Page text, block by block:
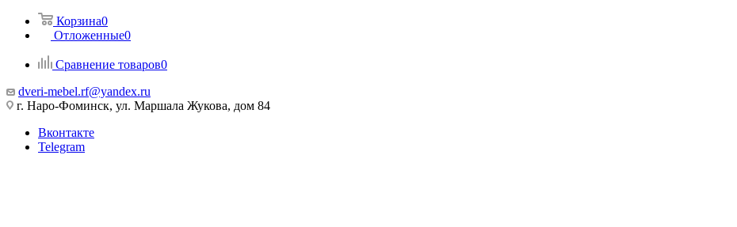
Корзина0
Отложенные0
Сравнение товаров0
dveri-mebel.rf@yandex.ru
г. Наро-Фоминск, ул. Маршала Жукова, дом 84
Вконтакте
Telegram